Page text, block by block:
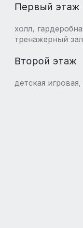
Первый этаж
холл,
тренажерный
Второй этаж
детская